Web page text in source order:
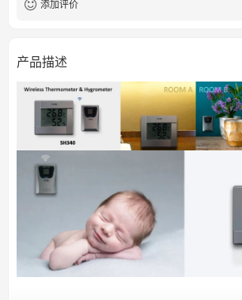
添加评价
产品描述